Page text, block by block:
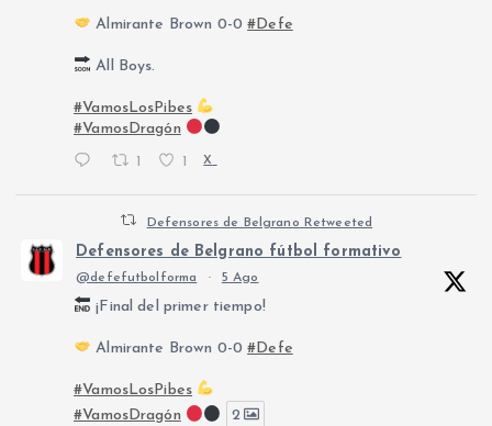
Almirante Brown 0-0#Defe
All Boys.
#VamosLosPibes
#VamosDragón
1 1 X
Defensores de Belgrano Retweeted
Defensores de Belgrano fútbol formativo
@defefutbolforma · 5 Ago
¡Final del primer tiempo!
Almirante Brown 0-0#Defe
#VamosLosPibes
#VamosDragón
2